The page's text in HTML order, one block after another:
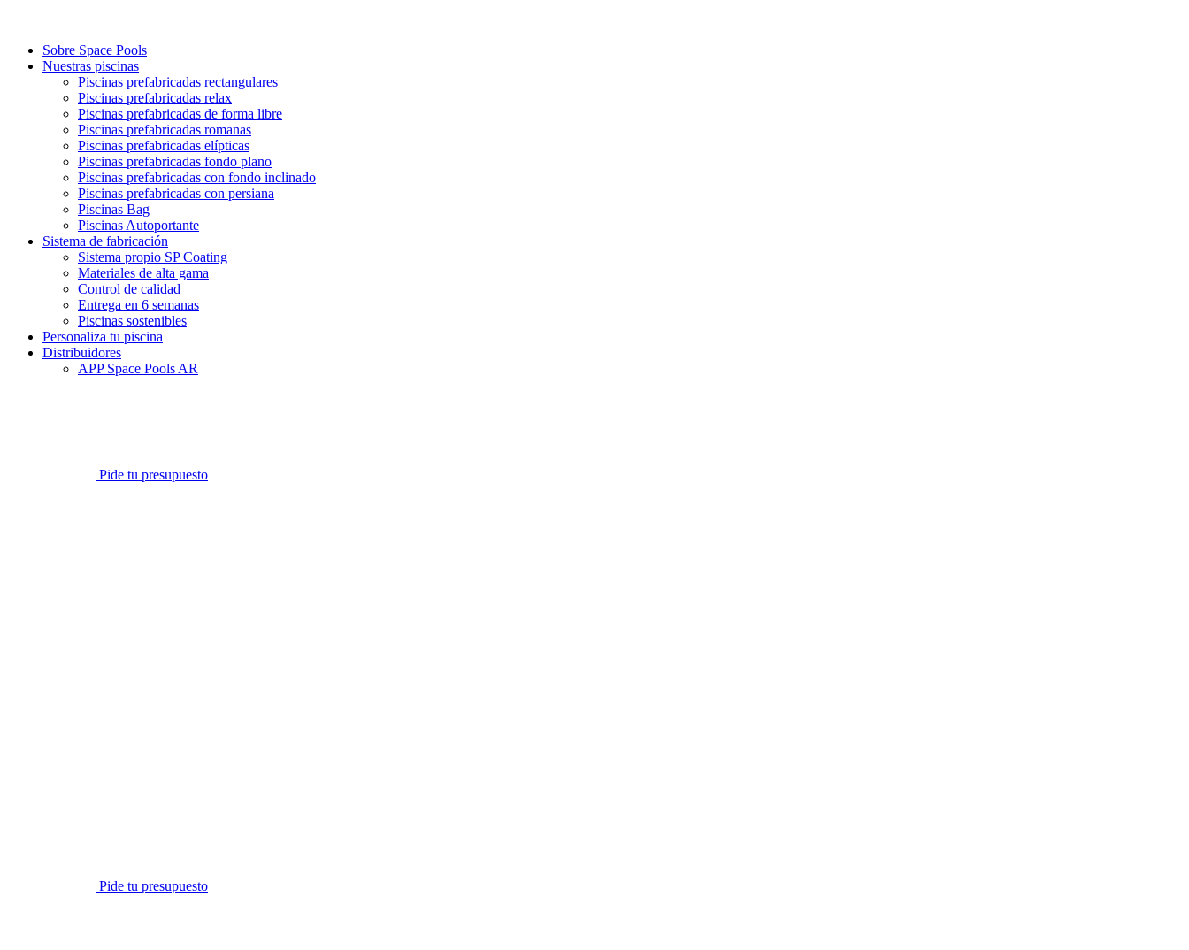
Sobre Space Pools
Nuestras piscinas
Piscinas prefabricadas rectangulares
Piscinas prefabricadas relax
Piscinas prefabricadas de forma libre
Piscinas prefabricadas romanas
Piscinas prefabricadas elípticas
Piscinas prefabricadas fondo plano
Piscinas prefabricadas con fondo inclinado
Piscinas prefabricadas con persiana
Piscinas Bag
Piscinas Autoportante
Sistema de fabricación
Sistema propio SP Coating
Materiales de alta gama
Control de calidad
Entrega en 6 semanas
Piscinas sostenibles
Personaliza tu piscina
Distribuidores
APP Space Pools AR
Pide tu presupuesto
Pide tu presupuesto